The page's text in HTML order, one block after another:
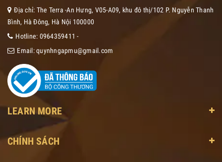
Địa chỉ: The Terra -An Hưng, V05-A09, khu đô thị/102 P. Nguyễn Thanh
Bình, Hà Đông, Hà Nội 100000
Hotline: 0964359411 -
Email:quynhngapmu@gmail.com
LEARN MORE
CHÍNH SÁCH